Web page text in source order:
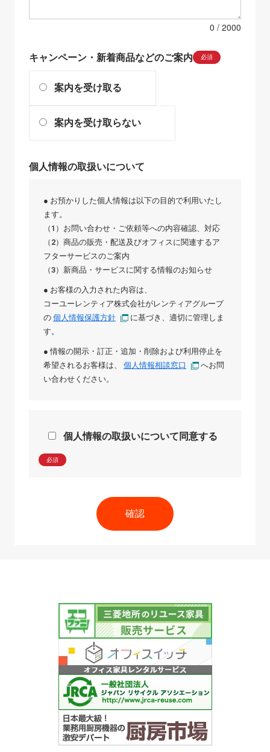
0
キャンペーン・新着商品などのご案内 必須
案内を受け取る
案内を受け取らない
個人情報の取扱いについて
● お預かりした個人情報は以下の目的で利用いたし
ます。
（1）お問い合わせ・ご依頼等への内容確認、対応
（2）商品の販売・配送及びオフィスに関連するア
フターサービスのご案内
（3）新商品・サービスに関する情報のお知らせ
● お客様の入力された内容は、
コーユーレンティア株式会社がレンティアグループ
の 個人情報保護方針
に基づき、適切に管理しま
す。
● 情報の開示・訂正・追加・削除および利用停止を
希望されるお客様は、 個人情報相談窓口
へお問
い合わせください。
個人情報の取扱いについて同意する
必須